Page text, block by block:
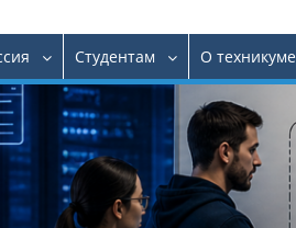
Студентам О техникуме